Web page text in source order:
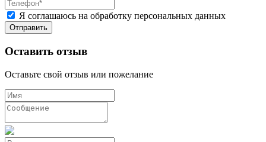
Я соглашаюсь на обработку персональных данных
Оставить отзыв
Оставьте свой отзыв или пожелание